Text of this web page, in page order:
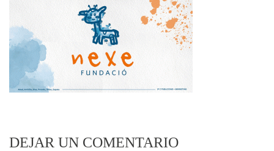
DEJAR UN COMENTARIO